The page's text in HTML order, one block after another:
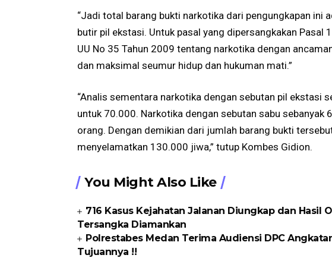
“Jadi total barang bukti narkotika dari pengungkapan ini
butir pil ekstasi. Untuk pasal yang dipersangkakan
UU No 35 Tahun 2009 tentang narkotika dengan
dan maksimal seumur hidup dan hukuman mati.”
“Analis sementara narkotika dengan sebutan pil ekstasi
untuk 70.000. Narkotika dengan sebutan sabu
orang. Dengan demikian dari jumlah barang bukti
menyelamatkan 130.000 jiwa,” tutup Kombes Gidion.
You Might Also Like
716 Kasus Kejahatan Jalanan Diungkap dan Hasil
Tersangka Diamankan
Polrestabes Medan Terima Audiensi DPC
Tujuannya !!